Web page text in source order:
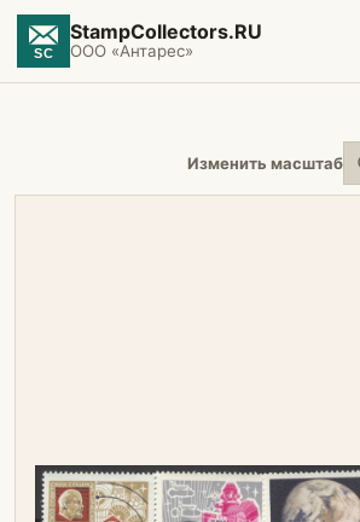
StampCollectors.RU
ООО «Антарес»
Изменить масштаб